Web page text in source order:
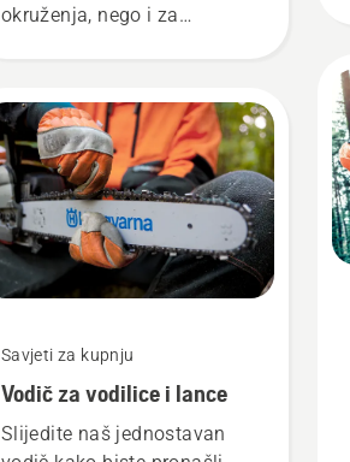
okruženja, nego i za
Savjeti za kupnju
Vodič za vodilice i lance
Slijedite naš jednostavan